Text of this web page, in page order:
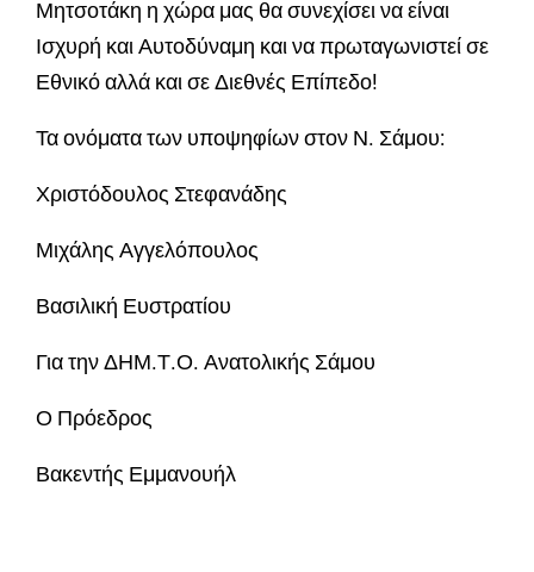
Μητσοτάκη η χώρα μας θα συνεχίσει να είναι
Ισχυρή και Αυτοδύναμη και να πρωταγωνιστεί σε
Εθνικό αλλά και σε Διεθνές Επίπεδο!
Τα ονόματα των υποψηφίων στον Ν. Σάμου:
Χριστόδουλος Στεφανάδης
Μιχάλης Αγγελόπουλος
Βασιλική Ευστρατίου
Για την ΔΗΜ.Τ.Ο. Ανατολικής Σάμου
Ο Πρόεδρος
Βακεντής Εμμανουήλ